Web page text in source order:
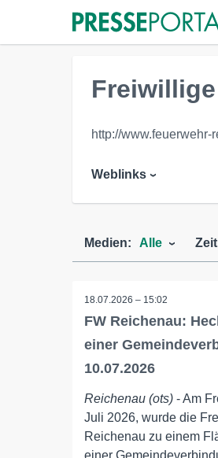
http://www.feuerwehr-
Weblinks
Medien: Alle
18.07.2026 – 15:02
FW Reichenau:
einer
10.07.2026
Reichenau (ots) - Am
Juli 2026, wurde die
Reichenau zu einem
einer